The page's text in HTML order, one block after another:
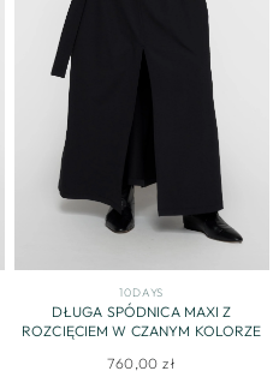
10DAYS
DŁUGA SPÓDNICA MAXI Z
ROZCIĘCIEM W CZANYM KOLORZE
760,00 zł